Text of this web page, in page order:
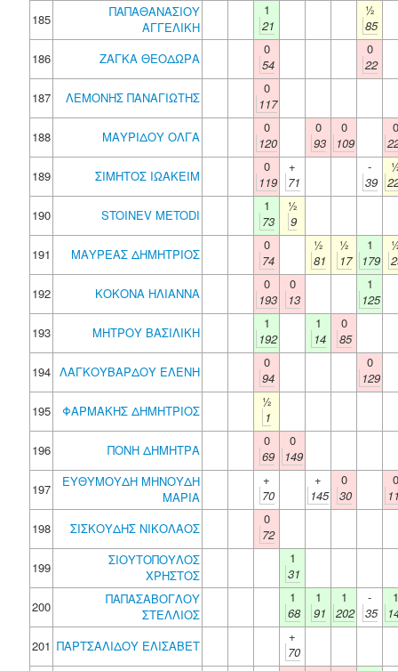
185
ΠΑΠΑΘΑΝΑΣΙΟΥ
ΑΓΓΕΛΙΚΗ
1
21
½
85
186
ΖΑΓΚΑ ΘΕΟΔΩΡΑ
0
54
0
22
187
ΛΕΜΟΝΗΣ ΠΑΝΑΓΙΩΤΗΣ
0
117
188
ΜΑΥΡΙΔΟΥ ΟΛΓΑ
0
120
0
93
0
109
0
189
ΣΙΜΗΤΟΣ ΙΩΑΚΕΙΜ
0
119
+
71
-
39
190
STOINEV METODI
1
73
½
9
191
ΜΑΥΡΕΑΣ ΔΗΜΗΤΡΙΟΣ
0
74
½
81
½
17
1
179
192
ΚΟΚΟΝΑ ΗΛΙΑΝΝΑ
0
193
0
13
1
125
193
ΜΗΤΡΟΥ ΒΑΣΙΛΙΚΗ
1
192
1
14
0
85
194 ΛΑΓΚΟΥΒΑΡΔΟΥ ΕΛΕΝΗ
0
94
0
129
195
ΦΑΡΜΑΚΗΣ ΔΗΜΗΤΡΙΟΣ
½
1
196
ΠΟΝΗ ΔΗΜΗΤΡΑ
0
69
0
149
197
ΕΥΘΥΜΟΥΔΗ ΜΗΝΟΥΔΗ
ΜΑΡΙΑ
+
70
+
145
0
30
0
198
ΣΙΣΚΟΥΔΗΣ ΝΙΚΟΛΑΟΣ
0
72
199
ΣΙΟΥΤΟΠΟΥΛΟΣ
ΧΡΗΣΤΟΣ
1
31
200
ΠΑΠΑΣΑΒΟΓΛΟΥ
ΣΤΕΛΛΙΟΣ
1
68
1
91
1
202
-
35
1
201 ΠΑΡΤΣΑΛΙΔΟΥ ΕΛΙΣΑΒΕΤ
+
70